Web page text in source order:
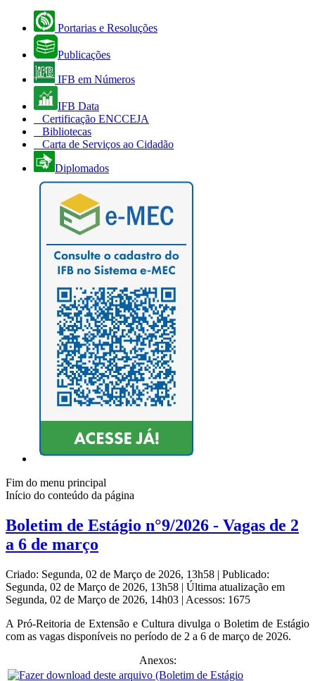
Portarias e Resoluções
Publicações
IFB em Números
IFB Data
Certificação ENCCEJA
Bibliotecas
Carta de Serviços ao Cidadão
Diplomados
Fim do menu principal
Início do conteúdo da página
Boletim de Estágio n°9/2026 - Vagas de 2
a 6 de março
Criado: Segunda, 02 de Março de 2026, 13h58 | Publicado:
Segunda, 02 de Março de 2026, 13h58 | Última atualização em
Segunda, 02 de Março de 2026, 14h03 | Acessos: 1675
A Pró-Reitoria de Extensão e Cultura divulga o Boletim de Estágio
com as vagas disponíveis no período de 2 a 6 de março de 2026.
Anexos: